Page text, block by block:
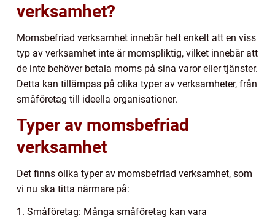
verksamhet?
Momsbefriad verksamhet innebär helt enkelt att en viss
typ av verksamhet inte är momspliktig, vilket innebär att
de inte behöver betala moms på sina varor eller tjänster.
Detta kan tillämpas på olika typer av verksamheter, från
småföretag till ideella organisationer.
Typer av momsbefriad
verksamhet
Det finns olika typer av momsbefriad verksamhet, som
vi nu ska titta närmare på:
1. Småföretag: Många småföretag kan vara